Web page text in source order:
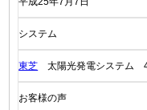
システム
東芝 太陽光発電システム
お客様の声